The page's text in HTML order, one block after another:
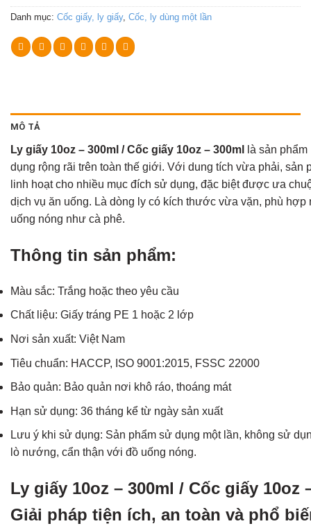
300ml
Cốc
giấy
300ml
lượng
Danh mục: Cốc giấy, ly giấy, Cốc, ly dùng một lần
MÔ TẢ
Ly giấy 10oz – 300ml / Cốc giấy 10oz – 300ml
là sản
dụng rộng rãi trên toàn thế giới. Với dung tích vừa phải, sản
linh hoạt cho nhiều mục đích sử dụng, đặc biệt được ưa
dịch vụ ăn uống. Là dòng ly có kích thước vừa vặn, phù hợp
uống nóng như cà phê.
Thông tin sản phẩm:
Màu sắc: Trắng hoặc theo yêu cầu
Chất liệu: Giấy tráng PE 1 hoặc 2 lớp
Nơi sản xuất: Việt Nam
Tiêu chuẩn: HACCP, ISO 9001:2015, FSSC 22000
Bảo quản: Bảo quản nơi khô ráo, thoáng mát
Hạn sử dụng: 36 tháng kể từ ngày sản xuất
Lưu ý khi sử dụng: Sản phẩm sử dụng một lần, không sử
lò nướng, cẩn thận với đồ uống nóng.
Ly giấy 10oz – 300ml / Cốc giấy 10oz
Giải pháp tiện ích, an toàn và phổ